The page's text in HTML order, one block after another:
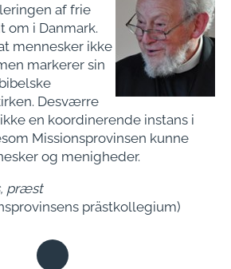
af frie
om i Danmark.
mennesker ikke
markerer sin
Desværre
en koordinerende instans i
Missionsprovinsen kunne
og menigheder.
præst
prästkollegium)